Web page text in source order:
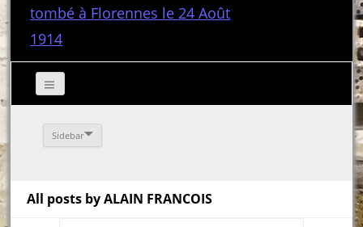
tombé à Florennes le 24 Août
1914
Sidebar
All posts by ALAIN FRANCOIS